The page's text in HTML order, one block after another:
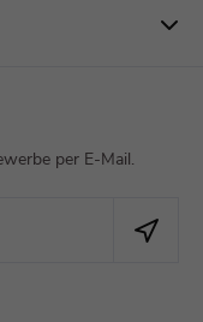
per E-Mail.